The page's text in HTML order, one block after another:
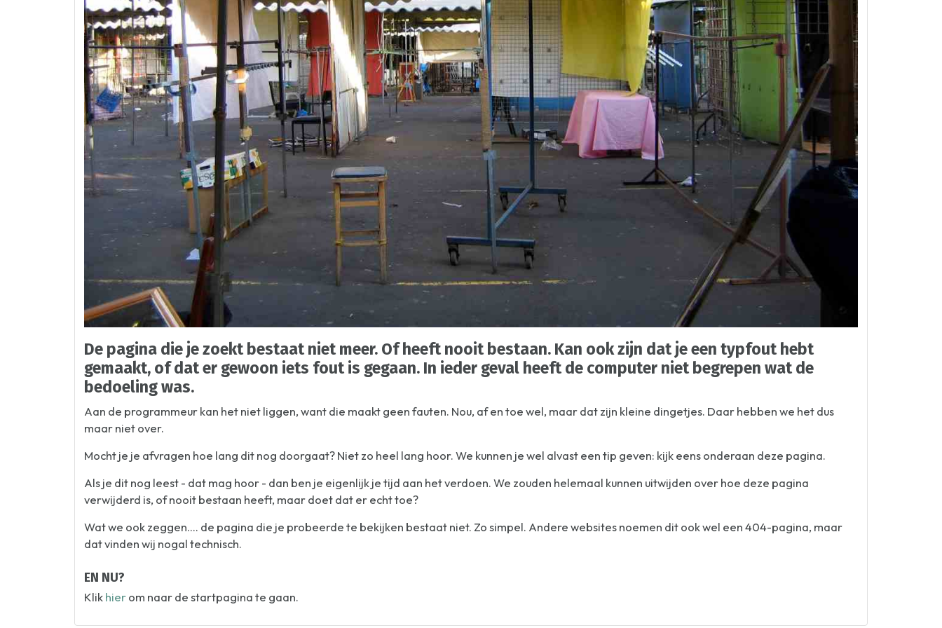
De pagina die je zoekt bestaat niet meer. Of heeft nooit bestaan. Kan ook zijn dat je een typfout hebt
gemaakt, of dat er gewoon iets fout is gegaan. In ieder geval heeft de computer niet begrepen wat de
bedoeling was.
Aan de programmeur kan het niet liggen, want die maakt geen fauten. Nou, af en toe wel, maar dat zijn kleine dingetjes. Daar hebben we het dus
maar niet over.
Mocht je je afvragen hoe lang dit nog doorgaat? Niet zo heel lang hoor. We kunnen je wel alvast een tip geven: kijk eens onderaan deze pagina.
Als je dit nog leest - dat mag hoor - dan ben je eigenlijk je tijd aan het verdoen. We zouden helemaal kunnen uitwijden over hoe deze pagina
verwijderd is, of nooit bestaan heeft, maar doet dat er echt toe?
Wat we ook zeggen.... de pagina die je probeerde te bekijken bestaat niet. Zo simpel. Andere websites noemen dit ook wel een 404-pagina, maar
dat vinden wij nogal technisch.
EN NU?
Klik hier om naar de startpagina te gaan.